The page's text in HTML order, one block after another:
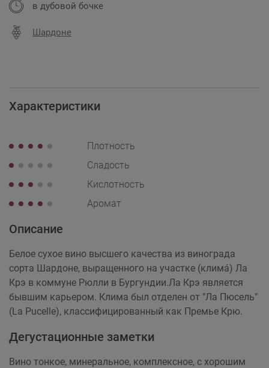
в дубовой бочке
Шардоне
Характеристики
Плотность
Сладость
Кислотность
Аромат
Описание
Белое сухое вино высшего качества из винограда
сорта Шардоне, выращенного на участке (климá) Ла
Крэ в коммуне Рюлли в Бургундии.Ла Крэ является
бывшим карьером. Клима был отделен от "Ла Пюсель"
(La Pucelle), классифицированный как Премье Крю.
Дегустационные заметки
Вино тонкое, минеральное, комплексное, с хорошим